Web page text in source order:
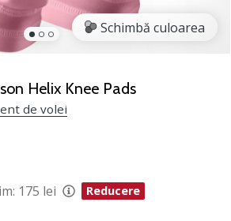
Schimbă culoarea
Helix Knee Pads
de volei
175 lei Reducere